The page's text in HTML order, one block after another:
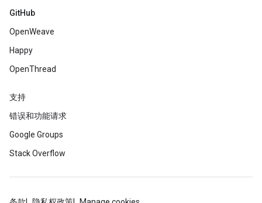
GitHub
OpenWeave
Happy
OpenThread
支持
错误和功能请求
Google Groups
Stack Overflow